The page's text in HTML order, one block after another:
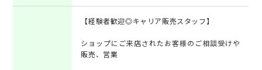
【経験者歓迎◎キャリア販売スタッフ】
ショップにご来店されたお客様のご相談受けや
販売、営業